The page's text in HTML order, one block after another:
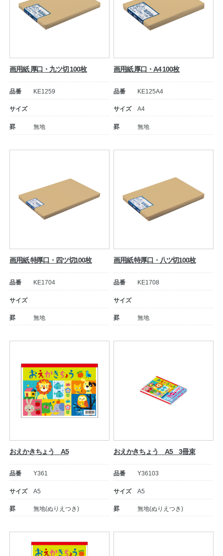
法人のお客様へ
OEMご希望の方へ
日本ノート
画用紙 厚口・九ツ切 100枚
品番 KE1259
サイズ
罫 無地
画用紙 厚口・A4 100枚
品番 KE125A4
サイズ A4
罫 無地
画用紙 特厚口・四ツ切100枚
品番 KE1704
サイズ
罫 無地
画用紙 特厚口・八ツ切100枚
品番 KE1708
サイズ
罫 無地
おえかきちょう A5
品番 Y361
サイズ A5
罫 無地(ぬりえつき)
おえかきちょう A5 3冊束
品番 Y36103
サイズ A5
罫 無地(ぬりえつき)